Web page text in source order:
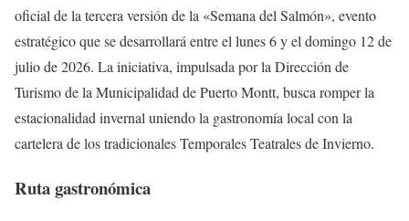
oficial de la tercera versión de la «Semana del Salmón», evento
estratégico que se desarrollará entre el lunes 6 y el domingo 12 de
julio de 2026. La iniciativa, impulsada por la Dirección de
Turismo de la Municipalidad de Puerto Montt, busca romper la
estacionalidad invernal uniendo la gastronomía local con la
cartelera de los tradicionales Temporales Teatrales de Invierno.
Ruta gastronómica